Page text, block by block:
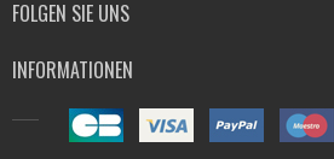
FOLGEN SIE UNS
INFORMATIONEN